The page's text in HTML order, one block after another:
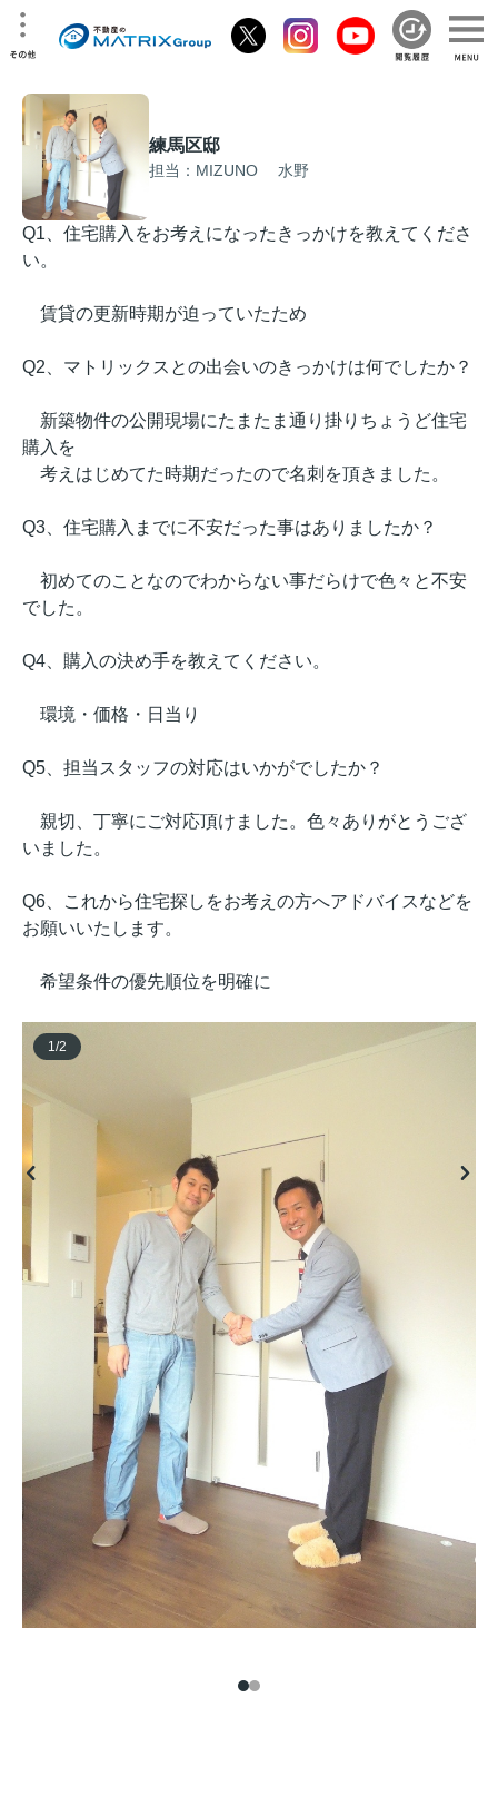
練馬区邸
担当：MIZUNO 水野
Q1、住宅購入をお考えになったきっかけを教えてくださ
い。
賃貸の更新時期が迫っていたため
Q2、マトリックスとの出会いのきっかけは何でしたか？
新築物件の公開現場にたまたま通り掛りちょうど住宅
購入を
考えはじめてた時期だったので名刺を頂きました。
Q3、住宅購入までに不安だった事はありましたか？
初めてのことなのでわからない事だらけで色々と不安
でした。
Q4、購入の決め手を教えてください。
環境・価格・日当り
Q5、担当スタッフの対応はいかがでしたか？
親切、丁寧にご対応頂けました。色々ありがとうござ
いました。
Q6、これから住宅探しをお考えの方へアドバイスなどを
お願いいたします。
希望条件の優先順位を明確に
1/2